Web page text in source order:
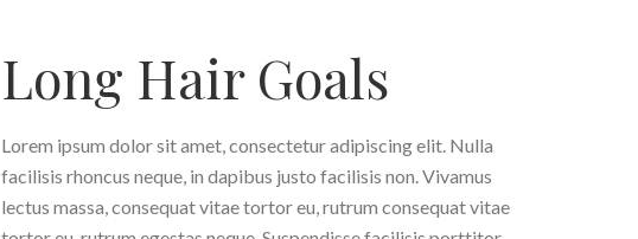
Long Hair Goals
Lorem ipsum dolor sit amet, consectetur adipiscing elit. Nulla
facilisis rhoncus neque, in dapibus justo facilisis non. Vivamus
lectus massa, consequat vitae tortor eu, rutrum consequat vitae